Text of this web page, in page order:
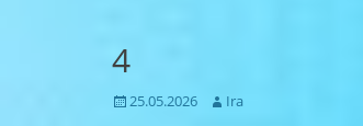
4
Posted
25.05.2026 Author
Ira